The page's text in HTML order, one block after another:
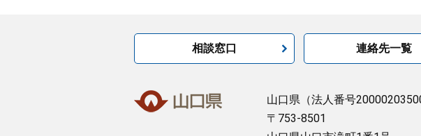
相談窓口 連絡先一覧
山口県 （法人番号
〒753-8501